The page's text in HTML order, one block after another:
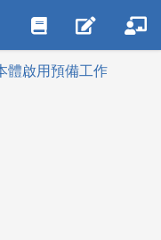
啟用預備工作